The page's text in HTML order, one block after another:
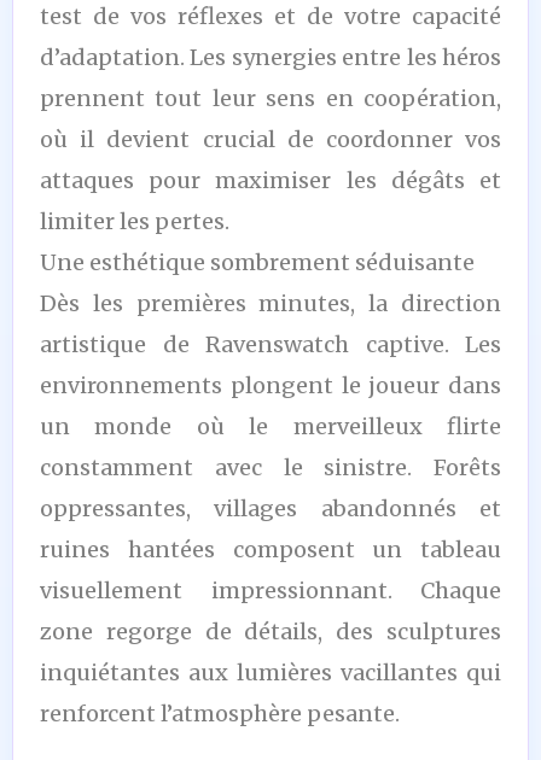
test de vos réflexes et de votre capacité
d’adaptation. Les synergies entre les héros
prennent tout leur sens en coopération,
où il devient crucial de coordonner vos
attaques pour maximiser les dégâts et
limiter les pertes.
Une esthétique sombrement séduisante
Dès les premières minutes, la direction
artistique de Ravenswatch captive. Les
environnements plongent le joueur dans
un monde où le merveilleux flirte
constamment avec le sinistre. Forêts
oppressantes, villages abandonnés et
ruines hantées composent un tableau
visuellement impressionnant. Chaque
zone regorge de détails, des sculptures
inquiétantes aux lumières vacillantes qui
renforcent l’atmosphère pesante.